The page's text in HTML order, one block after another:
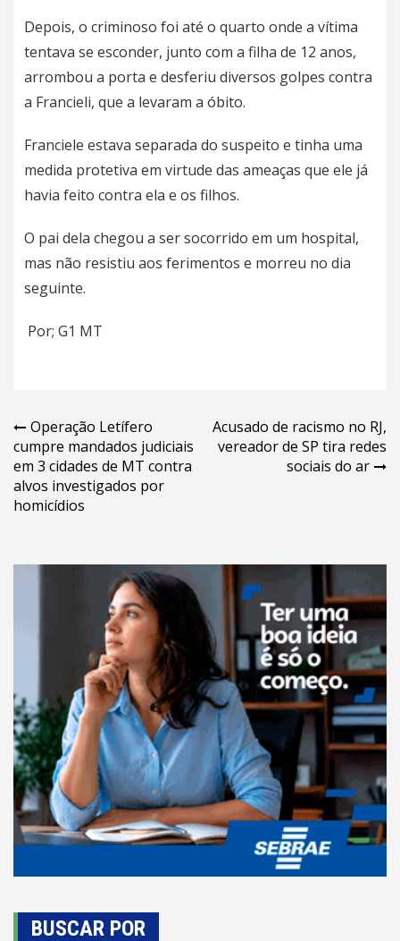
Depois, o criminoso foi até o quarto onde a vítima
tentava se esconder, junto com a filha de 12 anos,
arrombou a porta e desferiu diversos golpes contra
a Francieli, que a levaram a óbito.
Franciele estava separada do suspeito e tinha uma
medida protetiva em virtude das ameaças que ele já
havia feito contra ela e os filhos.
O pai dela chegou a ser socorrido em um hospital,
mas não resistiu aos ferimentos e morreu no dia
seguinte.
Por; G1 MT
Navegação
de
Post
Operação Letífero
cumpre mandados judiciais
em 3 cidades de MT contra
alvos investigados por
homicídios
Acusado de racismo no RJ,
vereador de SP tira redes
sociais do ar
BUSCAR POR